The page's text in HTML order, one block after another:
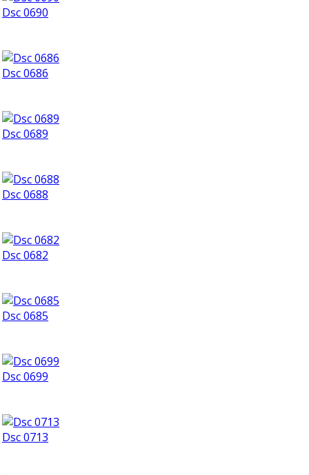
Dsc 0690
Dsc 0686
Dsc 0689
Dsc 0688
Dsc 0682
Dsc 0685
Dsc 0699
Dsc 0713